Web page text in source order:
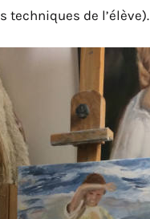
techniques de l’élève).